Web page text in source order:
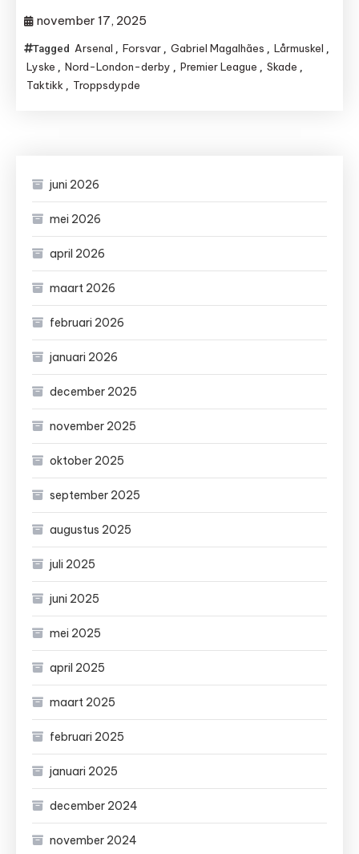
november 17, 2025
Tagged Arsenal , Forsvar , Gabriel Magalhães , Lårmuskel ,
Lyske , Nord-London-derby , Premier League , Skade ,
Taktikk , Troppsdypde
juni 2026
mei 2026
april 2026
maart 2026
februari 2026
januari 2026
december 2025
november 2025
oktober 2025
september 2025
augustus 2025
juli 2025
juni 2025
mei 2025
april 2025
maart 2025
februari 2025
januari 2025
december 2024
november 2024